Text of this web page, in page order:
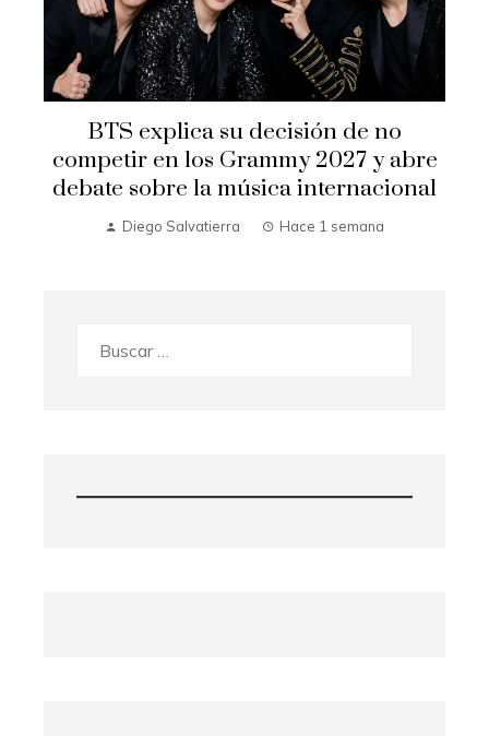
BTS explica su decisión de no
competir en los Grammy 2027 y abre
debate sobre la música internacional
Diego Salvatierra Hace 1 semana